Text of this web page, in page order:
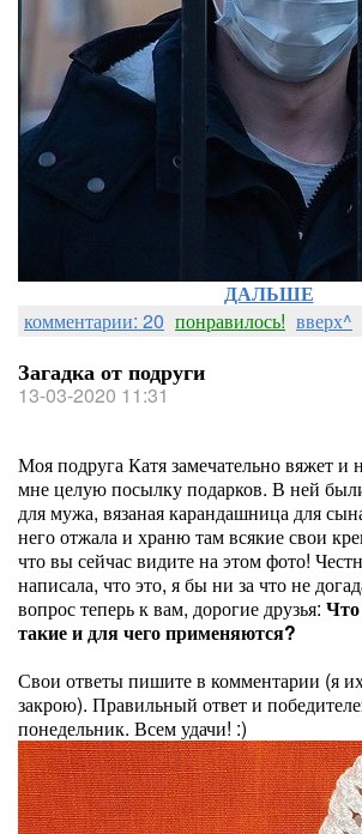
ДАЛЬШЕ
комментарии: 20 понравилось! вверх^
Загадка от подруги
13-03-2020 11:31
Моя подруга Катя замечательно вяжет и
мне целую посылку подарков. В ней
для мужа, вязаная карандашница для
него отжала и храню там всякие свои
что вы сейчас видите на этом фото!
написала, что это, я бы ни за что не
вопрос теперь к вам, дорогие друзья:
такие и для чего применяются?
Свои ответы пишите в комментарии (я
закрою). Правильный ответ и
понедельник. Всем удачи! :)